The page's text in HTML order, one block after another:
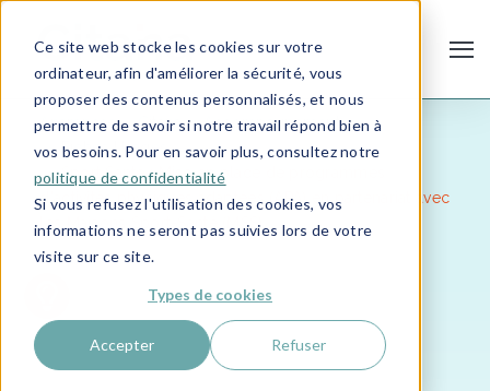
Ce site web stocke les cookies sur votre
ordinateur, afin d'améliorer la sécurité, vous
proposer des contenus personnalisés, et nous
permettre de savoir si notre travail répond bien à
vos besoins. Pour en savoir plus, consultez notre
politique de confidentialité
Si vous refusez l'utilisation des cookies, vos
informations ne seront pas suivies lors de votre
visite sur ce site.
Types de cookies
Accepter Refuser
Anamnese Citana
Accompagnement
Fiches Usages
Sport Santé : Mise en place de programmes
d'activités physiques adaptées (APA) en partenariat avec
les Maisons Sport-Santé (MSS)